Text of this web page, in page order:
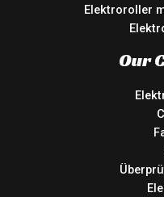
Elektroroller
Our